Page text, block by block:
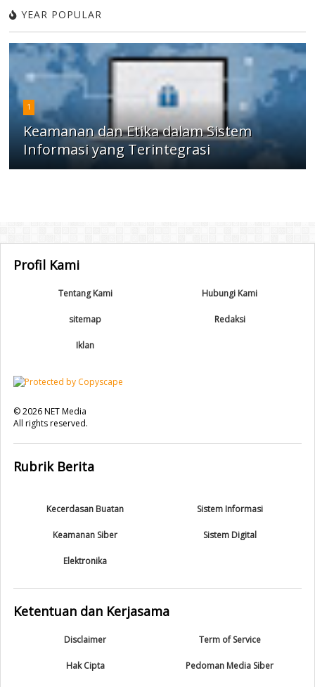
YEAR POPULAR
1
Keamanan dan Etika dalam Sistem
Informasi yang Terintegrasi
Profil Kami
Tentang Kami Hubungi Kami
sitemap Redaksi
Iklan
©2026NET Media
All rights reserved.
Rubrik Berita
Kecerdasan Buatan Sistem Informasi
Keamanan Siber Sistem Digital
Elektronika
Ketentuan dan Kerjasama
Disclaimer Term of Service
Hak Cipta Pedoman Media Siber